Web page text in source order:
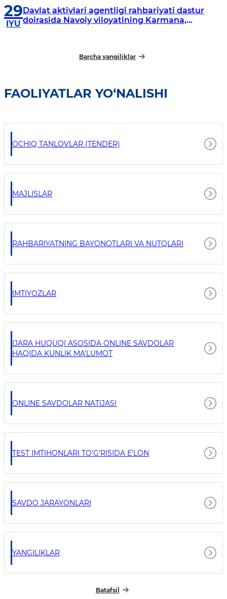
29
IYU
Davlat aktivlari agentligi rahbariyati dastur
doirasida Navoiy viloyatining Karmana,
Barcha yangiliklar
FAOLIYATLAR YO‘NALISHI
OCHIQ TANLOVLAR (TENDER)
MAJLISLAR
RAHBARIYATNING BAYONOTLARI VA NUTQLARI
IMTIYOZLAR
IJARA HUQUQI ASOSIDA ONLINE SAVDOLAR
HAQIDA KUNLIK MA'LUMOT
ONLINE SAVDOLAR NATIJASI
TEST IMTIHONLARI TO'G'RISIDA E'LON
SAVDO JARAYONLARI
YANGILIKLAR
Batafsil